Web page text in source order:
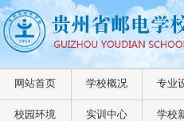
网站首页 学校概况 专业
校园环境 实训中心 学校